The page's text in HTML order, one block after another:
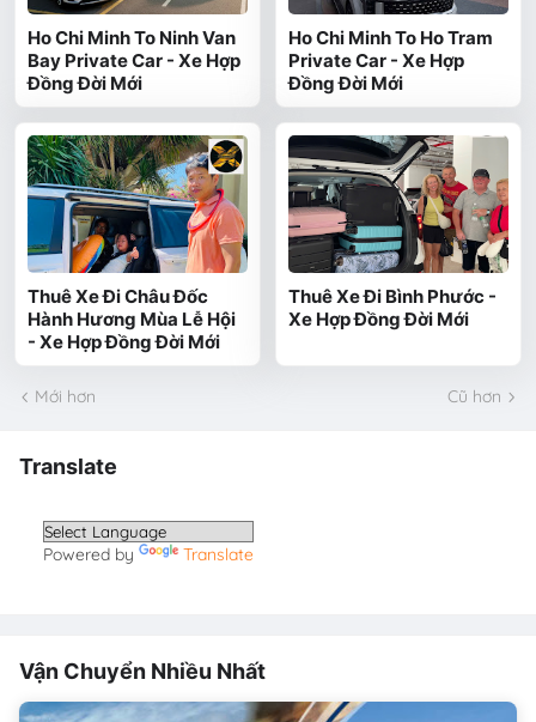
Ho Chi Minh To Ninh Van
Bay Private Car - Xe Hợp
Đồng Đời Mới
Ho Chi Minh To Ho Tram
Private Car - Xe Hợp
Đồng Đời Mới
Thuê Xe Đi Châu Đốc
Hành Hương Mùa Lễ Hội
- Xe Hợp Đồng Đời Mới
Thuê Xe Đi Bình Phước -
Xe Hợp Đồng Đời Mới
Mới hơn Cũ hơn
Translate
Powered by Translate
Vận Chuyển Nhiều Nhất